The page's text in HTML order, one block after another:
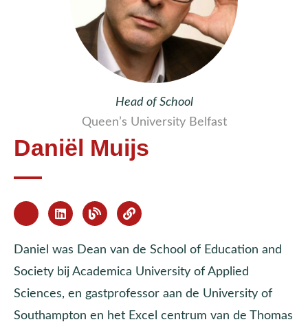
Head of School
Queen’s University Belfast
Daniël Muijs
Daniel was Dean van de School of Education and
Society bij Academica University of Applied
Sciences, en gastprofessor aan de University of
Southampton en het Excel centrum van de Thomas